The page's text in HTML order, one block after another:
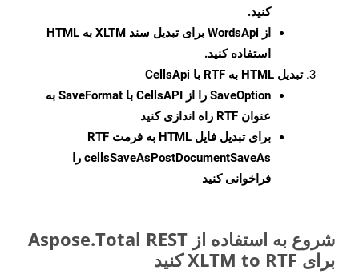
کنید.
از WordsApi برای تبدیل سند XLTM به HTML
استفاده کنید.
تبدیل HTML به RTF با CellsApi
SaveOption
را از CellsAPI با SaveFormat به
عنوان RTF راه اندازی کنید
برای تبدیل فایل HTML به فرمت
RTF
cellsSaveAsPostDocumentSaveAs را
فراخوانی کنید
شروع به استفاده از Aspose.Total REST
برای XLTM to RTF کنید